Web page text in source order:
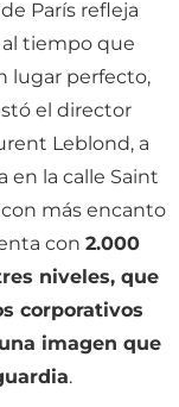
París refleja
tiempo que
lugar perfecto,
el director
Leblond, a
en la calle Saint
más encanto
con 2.000
niveles, que
corporativos
imagen que
.